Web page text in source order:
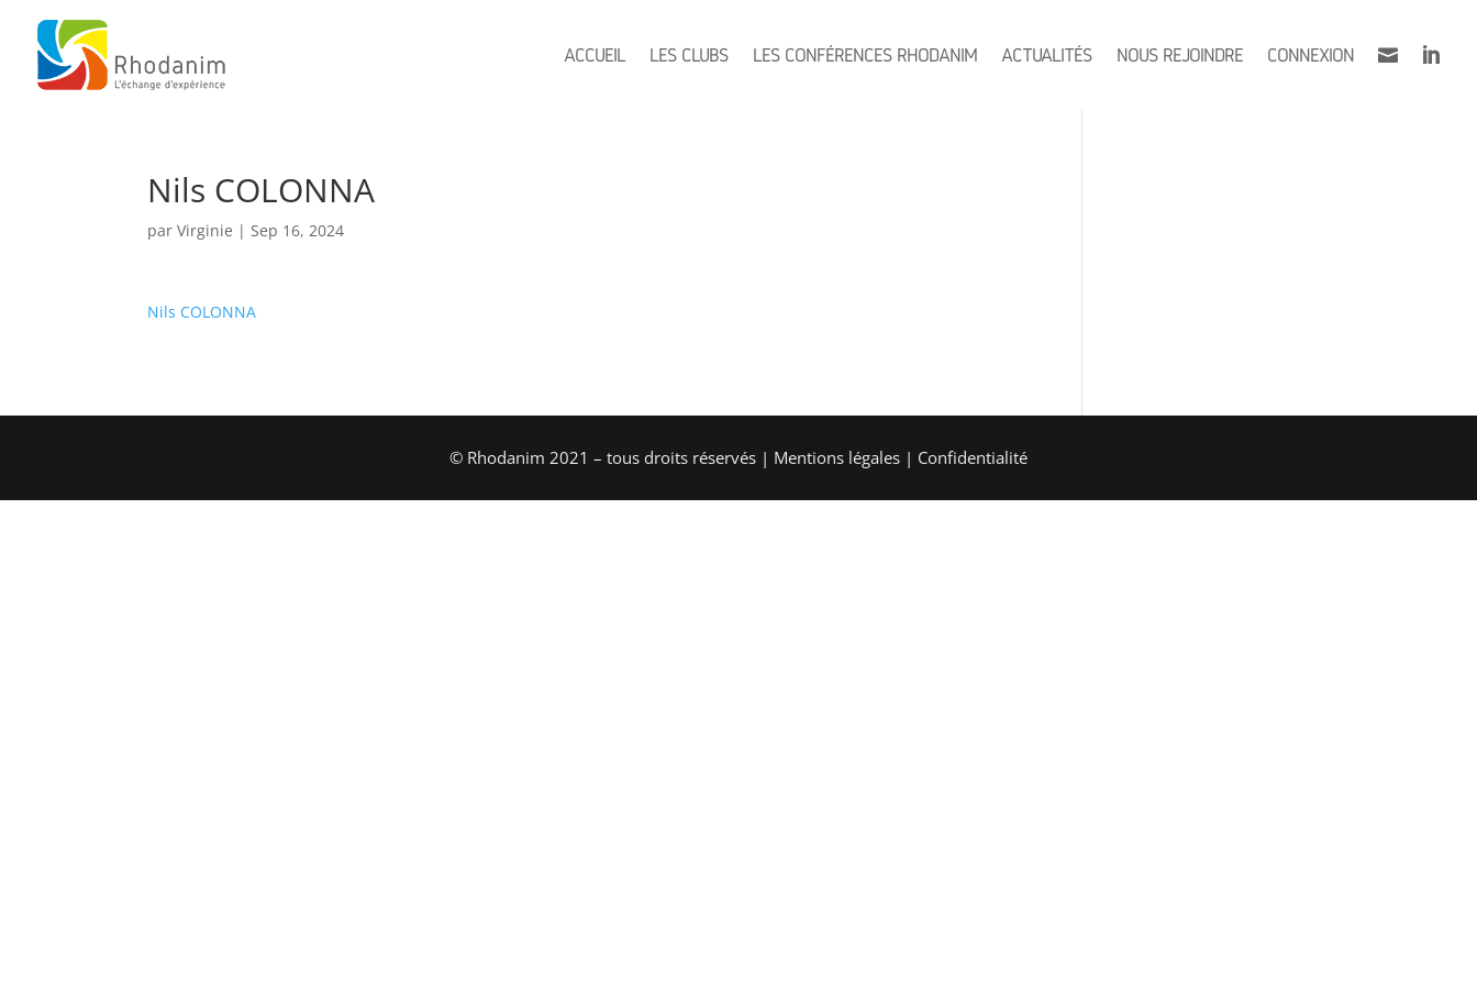
ACCUEIL LES CLUBS LES CONFÉRENCES RHODANIM ACTUALITÉS NOUS REJOINDRE CONNEXION  
Nils COLONNA
parVirginie |Sep 16, 2024
Nils COLONNA
© Rhodanim 2021 – tous droits réservés | Mentions légales | Confidentialité